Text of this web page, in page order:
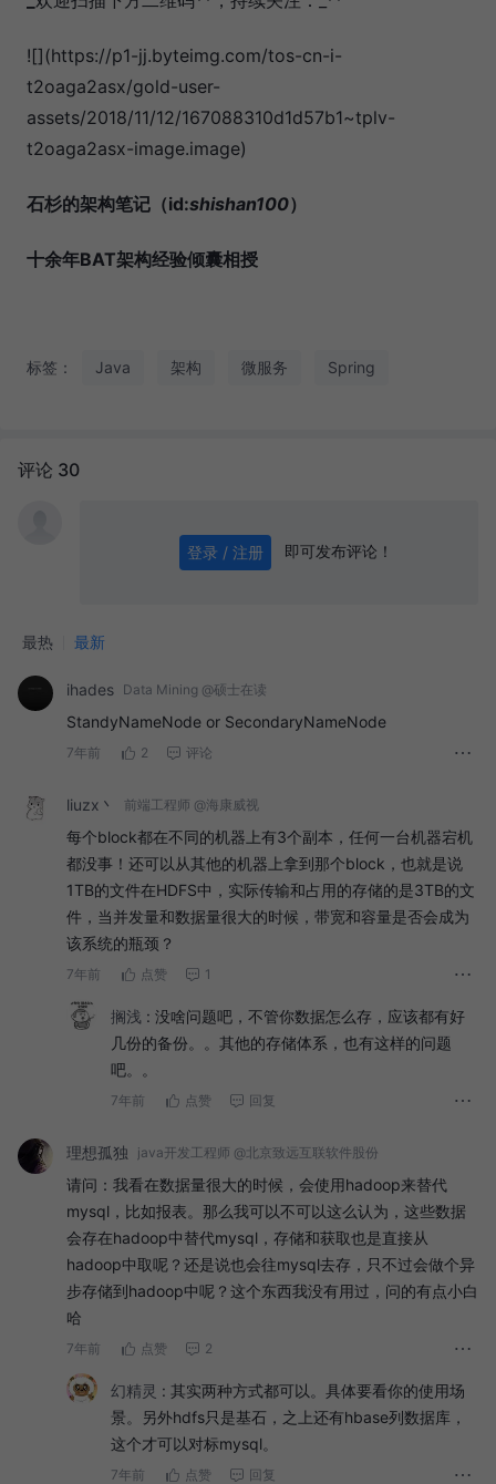
![](https://p1-jj.byteimg.com/tos-cn-i-
t2oaga2asx/gold-user-
assets/2018/11/12/167088310d1d57b1~tplv-
t2oaga2asx-image.image)
石杉的架构笔记（id:shishan100）
十余年BAT架构经验倾囊相授
标签： Java 架构 微服务 Spring
评论 30
登录 / 注册 即可发布评论！
最热 最新
ihades Data Mining @硕士在读
StandyNameNode or SecondaryNameNode
7年前 2 评论
liuzx丶 前端工程师 @海康威视
每个block都在不同的机器上有3个副本，任何一台机器宕机
都没事！还可以从其他的机器上拿到那个block，也就是说
1TB的文件在HDFS中，实际传输和占用的存储的是3TB的文
件，当并发量和数据量很大的时候，带宽和容量是否会成为
该系统的瓶颈？
7年前 点赞 1
搁浅 : 没啥问题吧，不管你数据怎么存，应该都有好
几份的备份。。其他的存储体系，也有这样的问题
吧。。
7年前 点赞 回复
理想孤独 java开发工程师 @北京致远互联软件股份
请问：我看在数据量很大的时候，会使用hadoop来替代
mysql，比如报表。那么我可以不可以这么认为，这些数据
会存在hadoop中替代mysql，存储和获取也是直接从
hadoop中取呢？还是说也会往mysql去存，只不过会做个异
步存储到hadoop中呢？这个东西我没有用过，问的有点小白
哈
7年前 点赞 2
幻精灵 : 其实两种方式都可以。具体要看你的使用场
景。另外hdfs只是基石，之上还有hbase列数据库，
这个才可以对标mysql。
7年前 点赞 回复